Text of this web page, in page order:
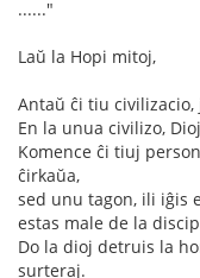
......"
Laŭ la Hopi mitoj,
Antaŭ ĉi tiu
En la unua civilizo,
Komence ĉi tiuj
ĉirkaŭa,
sed unu tagon, ili iĝis
estas male de la
Do la dioj detruis la
surteraj.